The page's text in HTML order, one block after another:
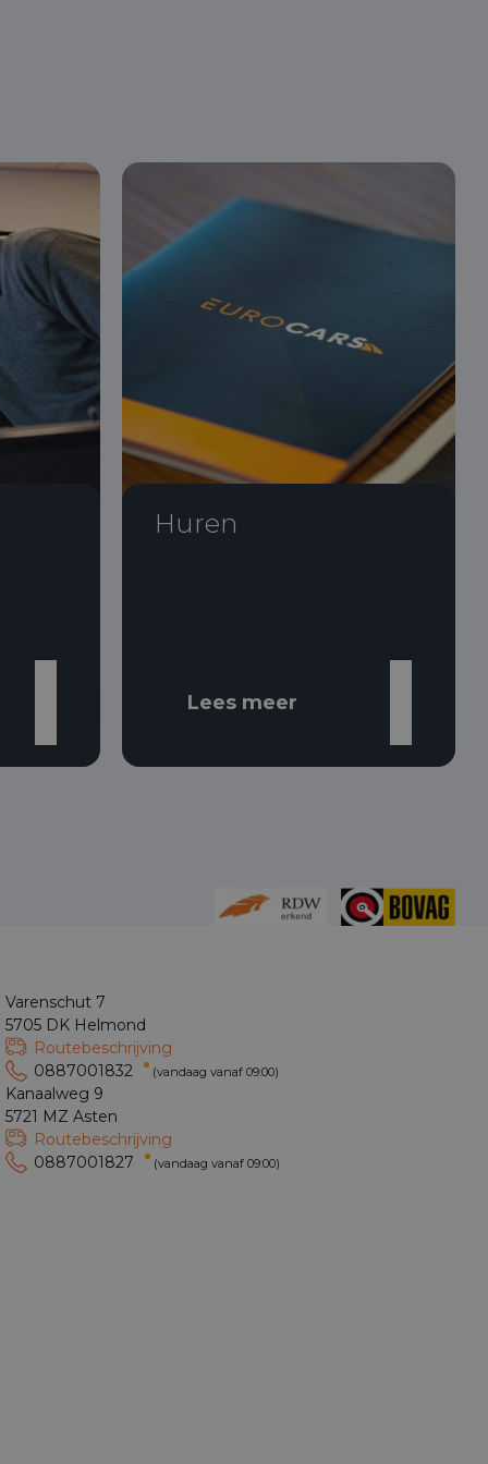
Huren
Lees meer
Varenschut 7
5705 DK Helmond
Routebeschrijving
0887001832
(vandaag vanaf 09:00)
Kanaalweg 9
5721 MZ Asten
Routebeschrijving
0887001827
(vandaag vanaf 09:00)